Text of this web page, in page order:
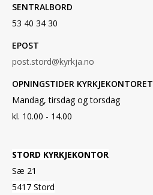
SENTRALBORD
53 40 34 30
EPOST
post.stord@kyrkja.no
OPNINGSTIDER KYRKJEKONTORET
Mandag, tirsdag og torsdag
kl. 10.00 - 14.00
STORD KYRKJEKONTOR
Sæ 21
5417 Stord